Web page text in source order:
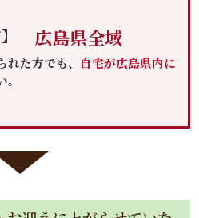
広島県全域
た方でも、 自宅が広島県内に